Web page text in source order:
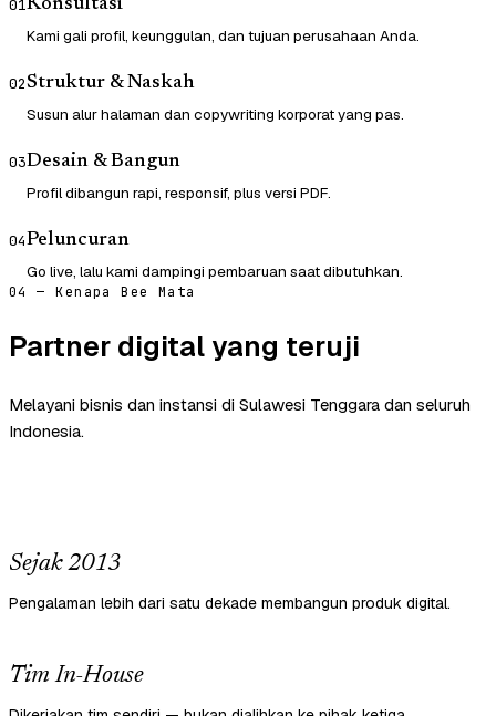
01Konsultasi
Kami gali profil, keunggulan, dan tujuan perusahaan Anda.
02Struktur & Naskah
Susun alur halaman dan copywriting korporat yang pas.
03Desain & Bangun
Profil dibangun rapi, responsif, plus versi PDF.
04Peluncuran
Go live, lalu kami dampingi pembaruan saat dibutuhkan.
04 — Kenapa Bee Mata
Partner digital yang teruji
Melayani bisnis dan instansi di Sulawesi Tenggara dan seluruh
Indonesia.
Sejak 2013
Pengalaman lebih dari satu dekade membangun produk digital.
Tim In-House